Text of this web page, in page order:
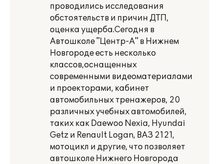
проводились исследования
обстоятельств и причин ДТП,
оценка ущерба.Сегодня в
Автошколе "Центр-А" в Нижнем
Новгороде есть несколько
классов,оснащенных
современными видеоматериалами
и проекторами, кабинет
автомобильных тренажеров, 20
различных учебных автомобилей,
таких как Daewoo Nexia, Hyundai
Getz и Renault Logan, ВАЗ 2121,
мотоцикл и другие, что позволяет
автошколе Нижнего Новгорода